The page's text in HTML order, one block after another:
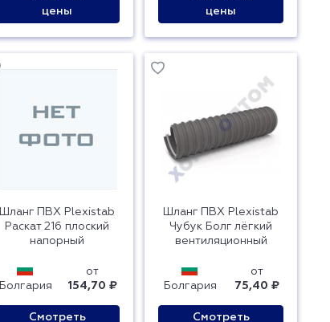
цены
цены
Шланг ПВХ Plexistab
Раскат 216 плоский
напорный
Болгария
от
154,70 ₽
Смотреть
Шланг ПВХ Plexistab
Чубук Болг лёгкий
вентиляционный
Болгария
от
75,40 ₽
Смотреть